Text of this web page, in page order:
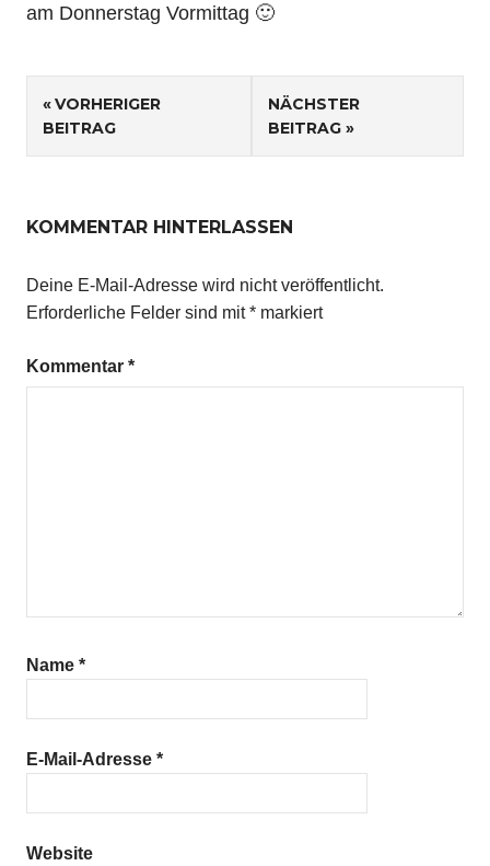
am Donnerstag Vormittag 🙂
Beitragsnavigation
VORHERIGER
BEITRAG
NÄCHSTER
BEITRAG
KOMMENTAR HINTERLASSEN
Deine E-Mail-Adresse wird nicht veröffentlicht.
Erforderliche Felder sind mit* markiert
Kommentar *
Name *
E-Mail-Adresse *
Website